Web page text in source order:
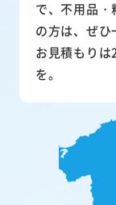
で、不用品
の方は、ぜひ
お見積もり
を。